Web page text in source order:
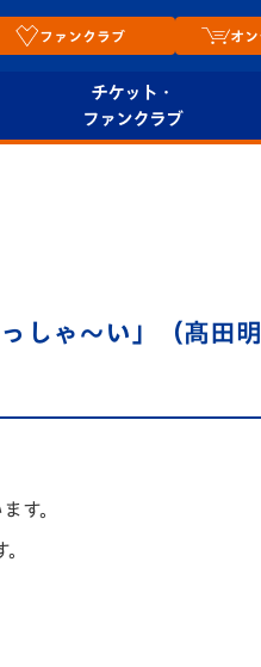
ファンクラブ オン
チケット・
ファンクラブ
しゃ～い」（髙田明
す。